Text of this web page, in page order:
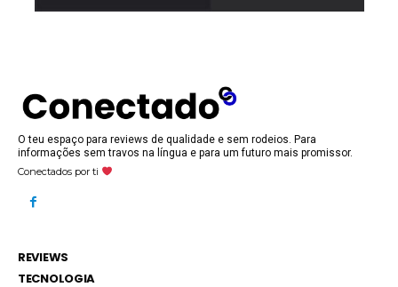
O teu espaço para reviews de qualidade e sem rodeios. Para
informações sem travos na língua e para um futuro mais promissor.
Conectados por ti
REVIEWS
TECNOLOGIA